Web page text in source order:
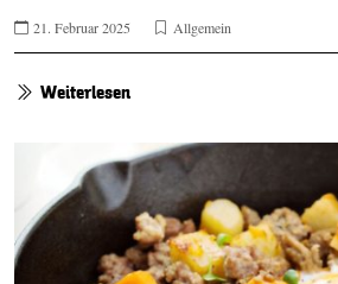
21. Februar 2025 Allgemein
Weiterlesen